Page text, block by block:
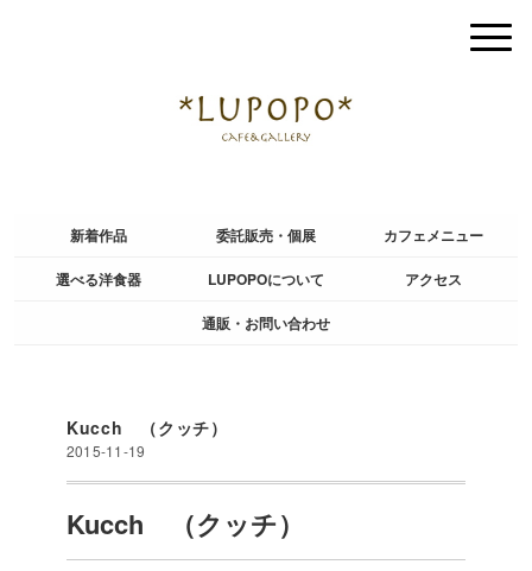
新着作品 委託販売・個展 カフェメニュー
選べる洋食器 LUPOPOについて アクセス
通販・お問い合わせ
Kucch （クッチ）
2015-11-19
Kucch （クッチ）